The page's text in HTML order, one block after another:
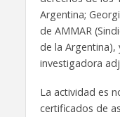
Argentina;
de AMMAR
de la Argentina),
investigadora
La actividad es
certificados de